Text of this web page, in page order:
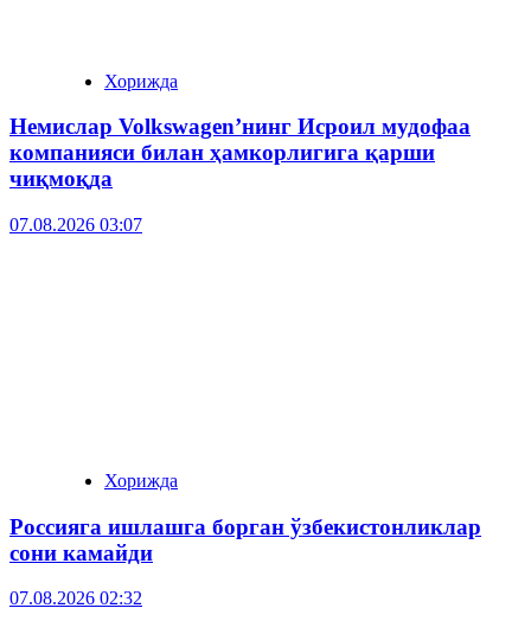
Хорижда
Немислар Volkswagen’нинг Исроил мудофаа
компанияси билан ҳамкорлигига қарши
чиқмоқда
07.08.2026 03:07
Хорижда
Россияга ишлашга борган ўзбекистонликлар
сони камайди
07.08.2026 02:32